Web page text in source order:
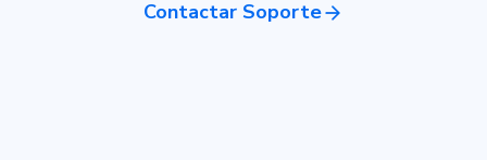
Contactar Soporte